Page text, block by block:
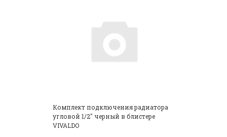
Комплект подключения радиатора
угловой 1/2" черный в блистере
VIVALDO